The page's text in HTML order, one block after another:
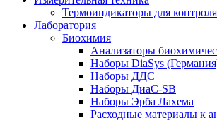
Термоиндикаторы для
Лаборатория
Биохимия
Анализаторы
Наборы DiaSys
Наборы ДДС
Наборы ДиаС-SB
Наборы Эрба Лахема
Расходные материалы к